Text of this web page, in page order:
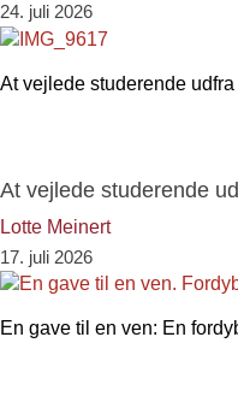
24. juli 2026
At vejlede studerende
At vejlede studerende
Lotte Meinert
17. juli 2026
En gave til en ven: En